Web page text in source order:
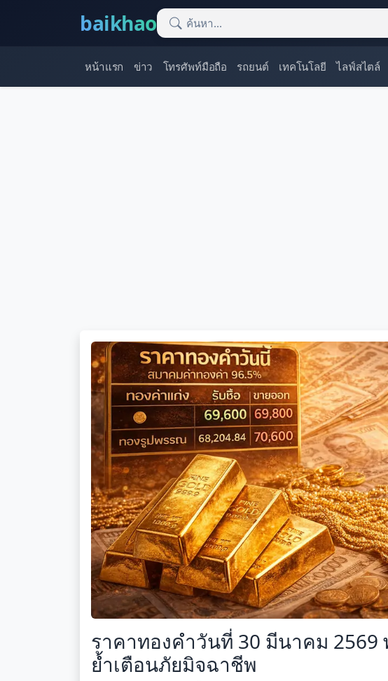
baikhao
หน้าแรก ข่าว โทรศัพท์มือถือ รถยนต์ เทคโนโลยี ไลฟ์สไตล์
ราคาทองคำวันที่ 30 มีนาคม 2569
ย้ำเตือนภัยมิจฉาชีพ